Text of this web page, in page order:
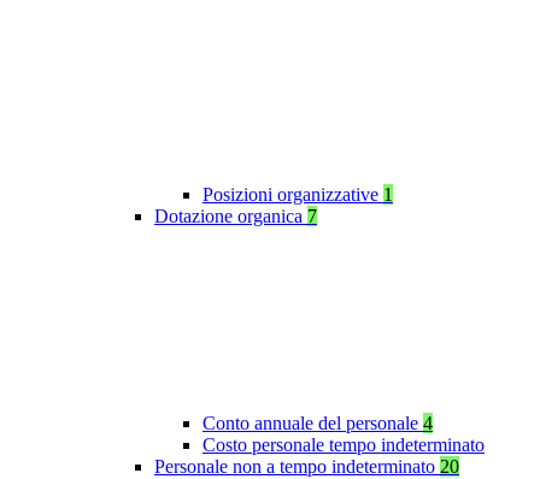
Posizioni organizzative 1
Dotazione organica 7
Conto annuale del personale 4
Costo personale tempo indeterminato
Personale non a tempo indeterminato 20